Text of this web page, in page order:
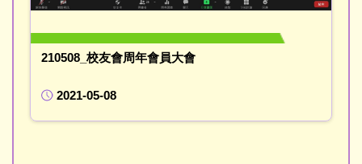
210508_校友會周年會員大會
2021-05-08